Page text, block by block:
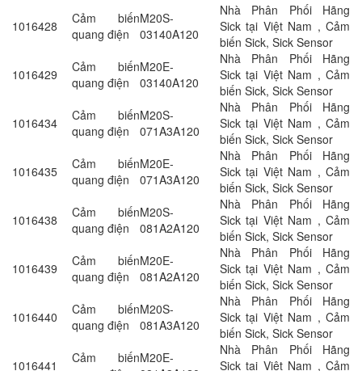
1016428
Cảm biến
quang điện
M20S-
03140A120
Nhà Phân Phối Hãng
Sick tại Việt Nam , Cảm
biến Sick, Sick Sensor
1016429
Cảm biến
quang điện
M20E-
03140A120
Nhà Phân Phối Hãng
Sick tại Việt Nam , Cảm
biến Sick, Sick Sensor
1016434
Cảm biến
quang điện
M20S-
071A3A120
Nhà Phân Phối Hãng
Sick tại Việt Nam , Cảm
biến Sick, Sick Sensor
1016435
Cảm biến
quang điện
M20E-
071A3A120
Nhà Phân Phối Hãng
Sick tại Việt Nam , Cảm
biến Sick, Sick Sensor
1016438
Cảm biến
quang điện
M20S-
081A2A120
Nhà Phân Phối Hãng
Sick tại Việt Nam , Cảm
biến Sick, Sick Sensor
1016439
Cảm biến
quang điện
M20E-
081A2A120
Nhà Phân Phối Hãng
Sick tại Việt Nam , Cảm
biến Sick, Sick Sensor
1016440
Cảm biến
quang điện
M20S-
081A3A120
Nhà Phân Phối Hãng
Sick tại Việt Nam , Cảm
biến Sick, Sick Sensor
1016441
Cảm biếnM20E-
Nhà Phân Phối Hãng
Sick tại Việt Nam , Cảm